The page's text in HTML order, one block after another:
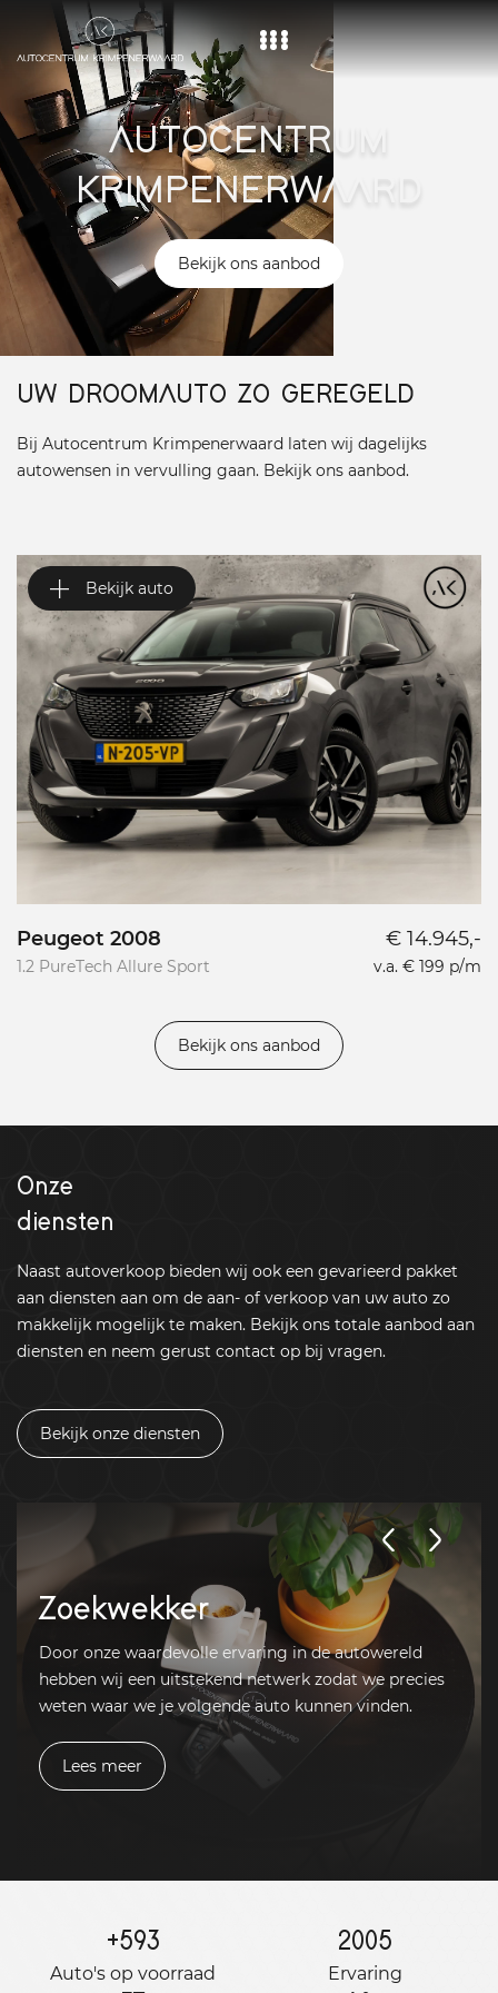
Home
Aanbod
Diensten
Over ons
Vacature
Contact
AUTOCENTRUM
KRIMPENERWAARD
Bekijk ons aanbod
UW DROOMAUTO ZO GEREGELD
Bij Autocentrum Krimpenerwaard laten wij dagelijks
autowensen in vervulling gaan. Bekijk ons aanbod.
Bekijk auto
Peugeot 2008
1.2 PureTech Allure Sport
€ 14.945,-
v.a. € 199 p/m
Bekijk ons aanbod
Onze
diensten
Naast autoverkoop bieden wij ook een gevarieerd pakket
aan diensten aan om de aan- of verkoop van uw auto zo
makkelijk mogelijk te maken. Bekijk ons totale aanbod aan
diensten en neem gerust contact op bij vragen.
Bekijk onze diensten
Zoekwekker
Door onze waardevolle ervaring in de autowereld
hebben wij een uitstekend netwerk zodat we precies
weten waar we je volgende auto kunnen vinden.
Lees meer
+593
Auto's op voorraad
2005
Ervaring